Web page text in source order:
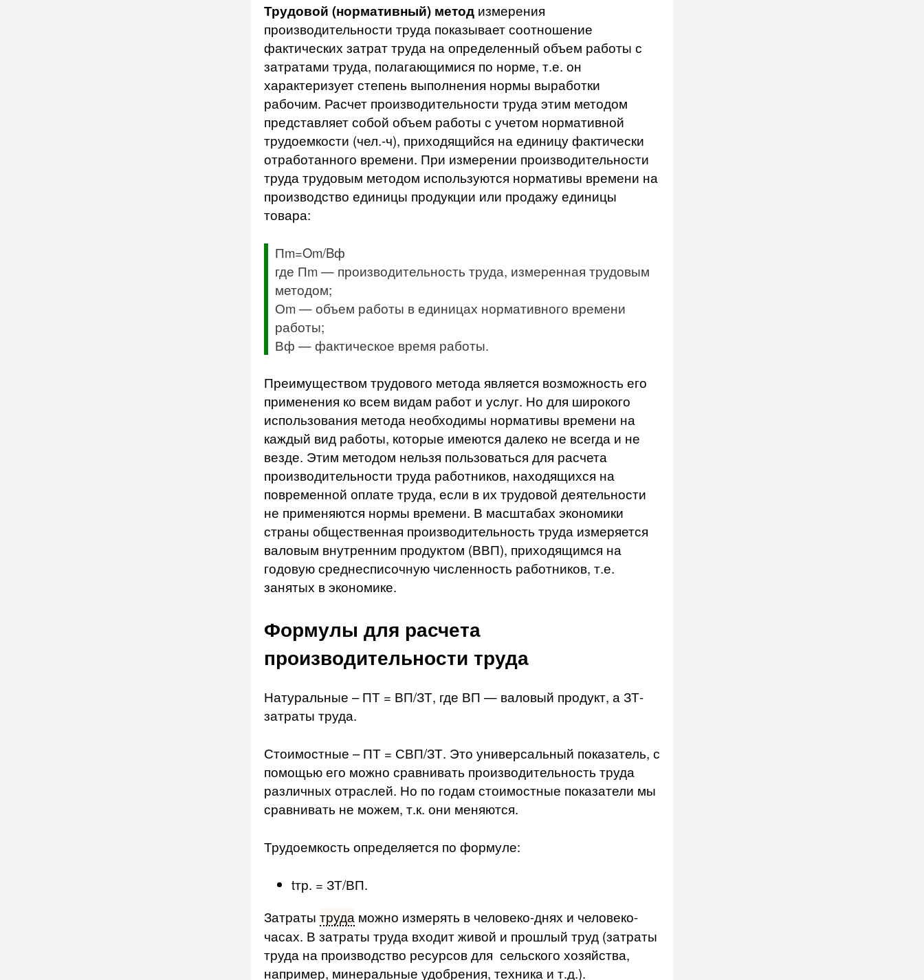
Трудовой (нормативный) методизмерения
производительности труда показывает соотношение
фактических затрат труда на определенный объем работы с
затратами труда, полагающимися по норме, т.е. он
характеризует степень выполнения нормы выработки
рабочим. Расчет производительности труда этим методом
представляет собой объем работы с учетом нормативной
трудоемкости (чел.-ч), приходящийся на единицу фактически
отработанного времени. При измерении производительности
труда трудовым методом используются нормативы времени на
производство единицы продукции или продажу единицы
товара:
Пm=Om/Bф
где Пm — производительность труда, измеренная трудовым
методом;
Оm — объем работы в единицах нормативного времени
работы;
Вф — фактическое время работы.
Преимуществом трудового метода является возможность его
применения ко всем видам работ и услуг. Но для широкого
использования метода необходимы нормативы времени на
каждый вид работы, которые имеются далеко не всегда и не
везде. Этим методом нельзя пользоваться для расчета
производительности труда работников, находящихся на
повременной оплате труда, если в их трудовой деятельности
не применяются нормы времени. В масштабах экономики
страны общественная производительность труда измеряется
валовым внутренним продуктом (ВВП), приходящимся на
годовую среднесписочную численность работников, т.е.
занятых в экономике.
Формулы для расчета
производительности труда
Натуральные – ПТ = ВП/ЗТ, где ВП — валовый продукт, а ЗТ-
затраты труда.
Стоимостные – ПТ = СВП/ЗТ. Это универсальный показатель, с
помощью его можно сравнивать производительность труда
различных отраслей. Но по годам стоимостные показатели мы
сравнивать не можем, т.к. они меняются.
Трудоемкость определяется по формуле:
tтр. = ЗТ/ВП.
Затраты труда можно измерять в человеко-днях и человеко-
часах. В затраты труда входит живой и прошлый труд (затраты
труда на производство ресурсов для сельского хозяйства,
например, минеральные удобрения, техника и т.д.).